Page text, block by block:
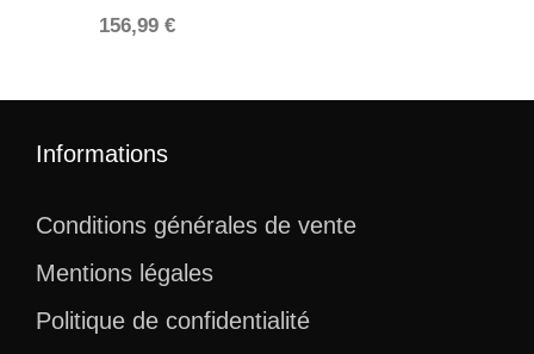
156,99 €
Informations
Conditions générales de vente
Mentions légales
Politique de confidentialité